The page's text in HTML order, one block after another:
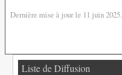
Dernière mise à jour le 11 juin 2025.
Liste de Diffusion